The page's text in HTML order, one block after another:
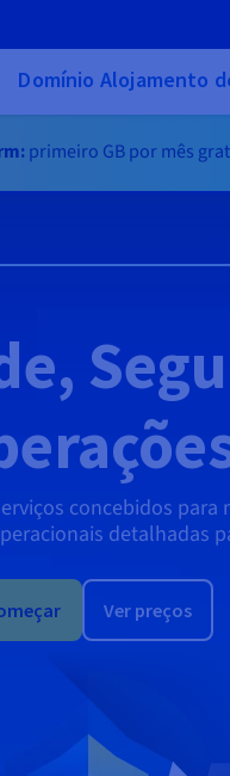
Domínio Alojamento
primeiro GB por mês
concebidos
detalhadas
Ver preços